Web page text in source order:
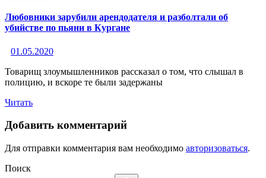
Любовники зарубили арендодателя и разболтали об
убийстве по пьяни в Кургане
01.05.2020
Товарищ злоумышленников рассказал о том, что слышал в
полицию, и вскоре те были задержаны
Читать
Добавить комментарий
Для отправки комментария вам необходимо авторизоваться.
Поиск